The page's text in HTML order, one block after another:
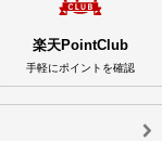
楽天PointClub
手軽にポイントを確認